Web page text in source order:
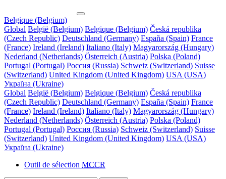
Belgique (Belgium)
Global België (Belgium) Belgique (Belgium) Česká republika
(Czech Republic) Deutschland (Germany) España (Spain) France
(France) Ireland (Ireland) Italiano (Italy) Magyarország (Hungary)
Nederland (Netherlands) Österreich (Austria) Polska (Poland)
Portugal (Portugal) Россия (Russia) Schweiz (Switzerland) Suisse
(Switzerland) United Kingdom (United Kingdom) USA (USA)
Україна (Ukraine)
Global België (Belgium) Belgique (Belgium) Česká republika
(Czech Republic) Deutschland (Germany) España (Spain) France
(France) Ireland (Ireland) Italiano (Italy) Magyarország (Hungary)
Nederland (Netherlands) Österreich (Austria) Polska (Poland)
Portugal (Portugal) Россия (Russia) Schweiz (Switzerland) Suisse
(Switzerland) United Kingdom (United Kingdom) USA (USA)
Україна (Ukraine)
Outil de sélection MCCR